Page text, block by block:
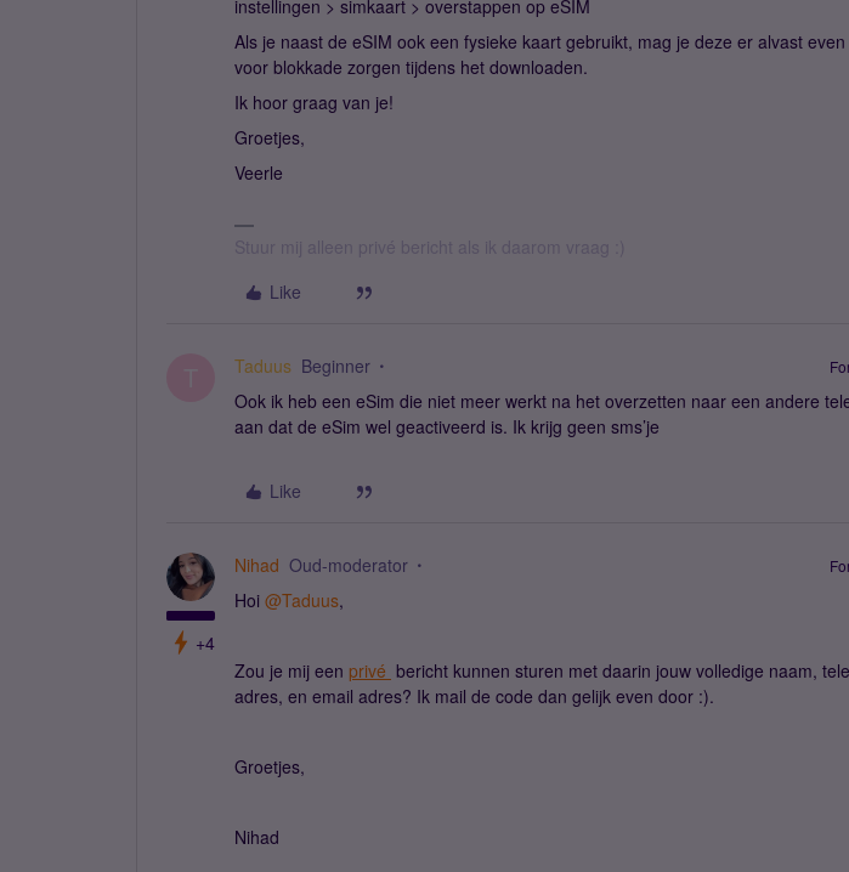
instellingen > simkaart > overstappen op eSIM
Als je naast de eSIM ook een fysieke kaart gebruikt, mag je deze er alvast
voor blokkade zorgen tijdens het downloaden.
Ik hoor graag van je!
Groetjes,
Veerle
Stuur mij alleen privé bericht als ik daarom vraag :)
Like
Taduus Beginner
Ook ik heb een eSim die niet meer werkt na het overzetten naar een andere
aan dat de eSim wel geactiveerd is. Ik krijg geen sms’je
Like
+4
Nihad Oud-moderator
Hoi @Taduus,
Zou je mij een privé bericht kunnen sturen met daarin jouw volledige naam,
adres, en email adres? Ik mail de code dan gelijk even door :).
Groetjes,
Nihad